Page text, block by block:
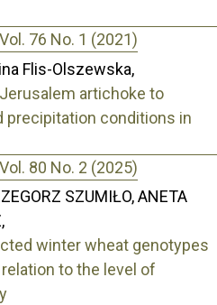
76 No. 1 (2021)
Flis-Olszewska,
artichoke to
precipitation conditions in
80 No. 2 (2025)
SZUMIŁO, ANETA
winter wheat genotypes
to the level of